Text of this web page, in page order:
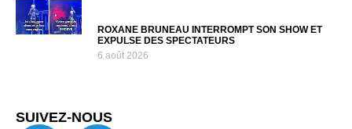
ROXANE BRUNEAU INTERROMPT SON SHOW ET
EXPULSE DES SPECTATEURS
6 août 2026
SUIVEZ-NOUS